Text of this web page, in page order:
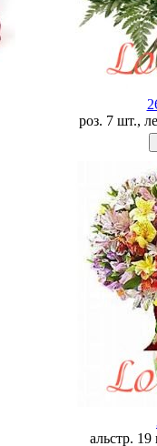
роз. 7 шт.,
альстр.